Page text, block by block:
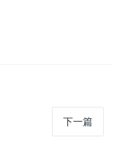
下一篇